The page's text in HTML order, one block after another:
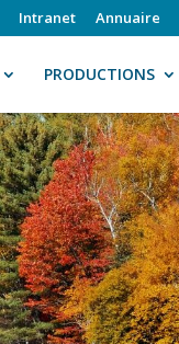
Intranet Annuaire
PRODUCTIONS